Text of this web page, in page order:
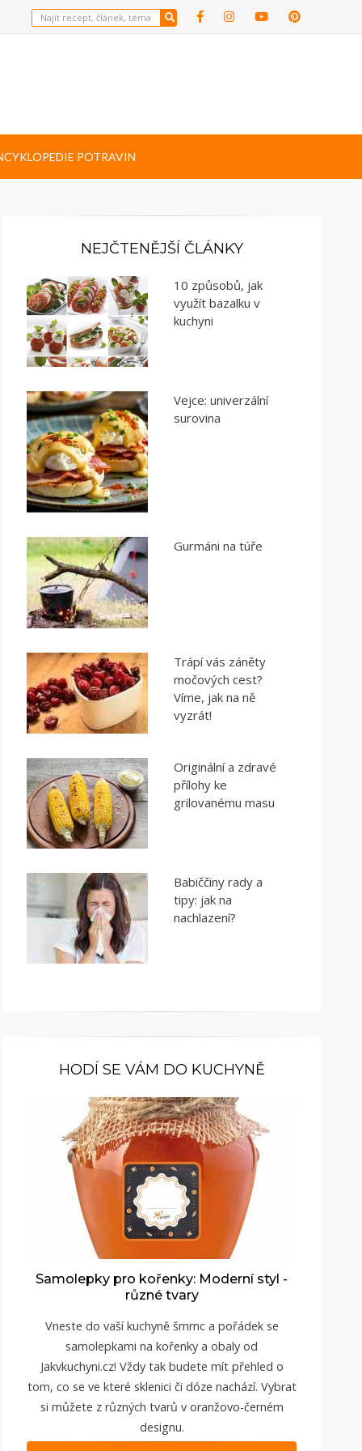
POTRAVIN
NEJČTENĚJŠÍ ČLÁNKY
10 způsobů, jak
využít bazalku v
kuchyni
Vejce: univerzální
surovina
Gurmáni na túře
Trápí vás záněty
močových cest?
Víme, jak na ně
vyzrát!
Originální a zdravé
přílohy ke
grilovanému masu
Babiččiny rady a
tipy: jak na
nachlazení?
HODÍ SE VÁM DO KUCHYNĚ
Samolepky pro kořenky: Moderní styl -
různé tvary
Vneste do vaší kuchyně šmrnc a pořádek se
samolepkami na kořenky a obaly od
Jakvkuchyni.cz! Vždy tak budete mít přehled o
tom, co se ve které sklenici či dóze nachází. Vybrat
si můžete z různých tvarů v oranžovo-černém
designu.